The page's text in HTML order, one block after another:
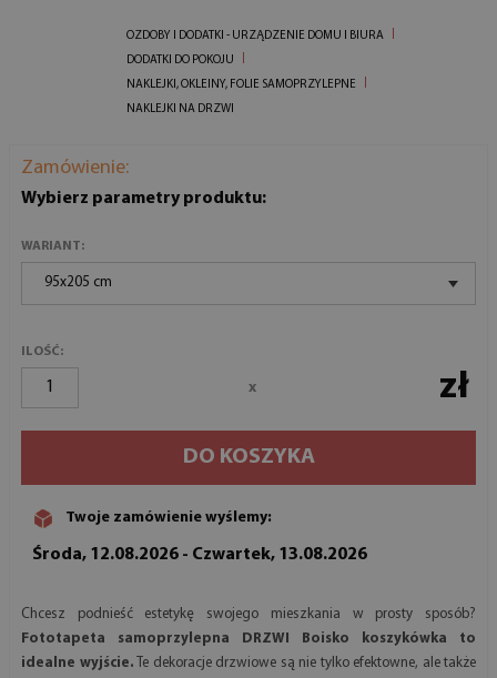
OZDOBY I DODATKI - URZĄDZENIE DOMU I BIURA
DODATKI DO POKOJU
NAKLEJKI, OKLEINY, FOLIE SAMOPRZYLEPNE
NAKLEJKI NA DRZWI
Zamówienie:
Wybierz parametry produktu:
WARIANT:
95x205 cm
ILOŚĆ:
x zł
DO KOSZYKA
Twoje zamówienie wyślemy:
Środa, 12.08.2026 - Czwartek, 13.08.2026
Chcesz podnieść estetykę swojego mieszkania w prosty sposób?
Fototapeta samoprzylepna DRZWI Boisko koszykówka to
idealne wyjście. Te dekoracje drzwiowe są nie tylko efektowne, ale także